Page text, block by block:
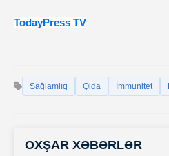
TodayPress TV
Sağlamlıq Qida İmmunitet
OXŞAR XƏBƏRLƏR